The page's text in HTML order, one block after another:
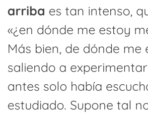
arriba es tan intenso,
«¿en dónde me estoy
Más bien, de dónde me
saliendo a
antes solo había
estudiado. Supone tal